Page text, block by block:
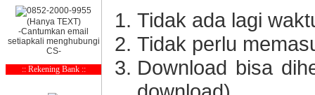
(Hanya TEXT)
-Cantumkan email
setiapkali menghubungi
CS-
:: Rekening Bank ::
Tidak ada lagi
Tidak perlu
Download bisa